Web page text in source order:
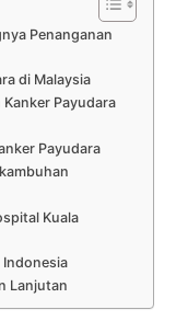
Penanganan
di Malaysia
Payudara
Payudara
Kuala
Indonesia
Lanjutan